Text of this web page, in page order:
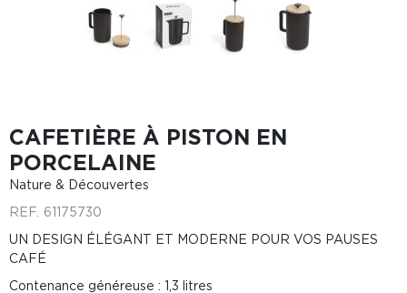
CAFETIÈRE À PISTON EN
PORCELAINE
Nature & Découvertes
REF. 61175730
UN DESIGN ÉLÉGANT ET MODERNE POUR VOS PAUSES
CAFÉ
Contenance généreuse : 1,3 litres